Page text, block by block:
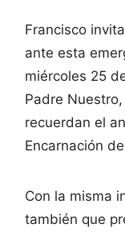
Francisco
ante esta
miércoles 25
Padre
recuerdan el
Encarnación
Con la misma
también que